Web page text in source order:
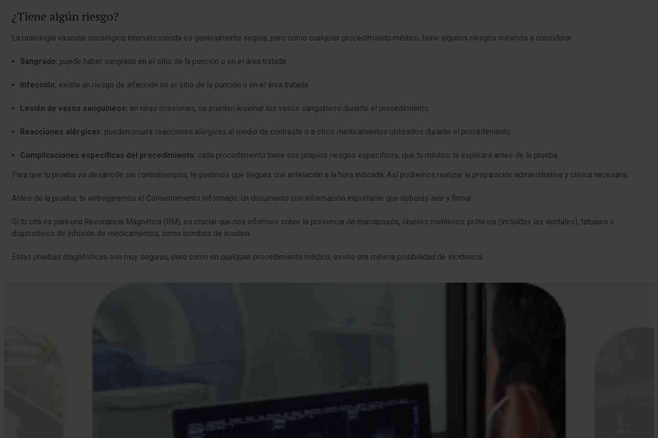
¿Tiene algún riesgo?
La radiología vascular oncológica intervencionista es generalmente segura, pero como cualquier procedimiento médico, tiene algunos riesgos mínimos a considerar:
Sangrado: puede haber sangrado en el sitio de la punción o en el área tratada.
Infección: existe un riesgo de infección en el sitio de la punción o en el área tratada.
Lesión de vasos sanguíneos: en raras ocasiones, se pueden lesionar los vasos sanguíneos durante el procedimiento.
Reacciones alérgicas: pueden ocurrir reacciones alérgicas al medio de contraste o a otros medicamentos utilizados durante el procedimiento.
Complicaciones específicas del procedimiento: cada procedimiento tiene sus propios riesgos específicos, que tu médico te explicará antes de la prueba.
Para que tu prueba se desarrolle sin contratiempos, te pedimos que llegues con antelación a la hora indicada. Así podremos realizar la preparación administrativa y clínica necesaria.
Antes de la prueba, te entregaremos el Consentimiento Informado, un documento con información importante que deberás leer y firmar.
Si tu cita es para una Resonancia Magnética (RM), es crucial que nos informes sobre la presencia de marcapasos, objetos metálicos, prótesis (incluidas las dentales), tatuajes o
dispositivos de infusión de medicamentos, como bombas de insulina.
Estas pruebas diagnósticas son muy seguras, pero como en cualquier procedimiento médico, existe una mínima posibilidad de incidencia.